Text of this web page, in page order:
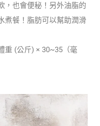
，也會便秘！另外油脂的
煮餐！脂肪可以幫助潤滑
重 (公斤) × 30~35（毫